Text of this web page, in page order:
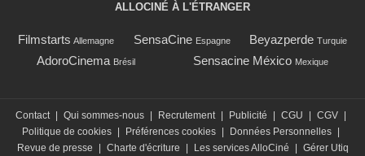
ALLOCINÉ À L'ÉTRANGER
Filmstarts Allemagne SensaCine Espagne Beyazperde Turquie
AdoroCinema Brésil Sensacine México Mexique
Contact Qui sommes-nous Recrutement Publicité CGU CGV
Politique de cookies
Préférences cookies Données Personnelles
Revue de presse
Charte d'écriture Les services AlloCiné Gérer Utiq